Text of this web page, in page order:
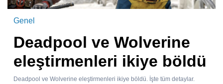
Genel
Deadpool ve Wolverine
eleştirmenleri ikiye böldü
Deadpool ve Wolverine eleştirmenleri ikiye böldü. İşte tüm detaylar.